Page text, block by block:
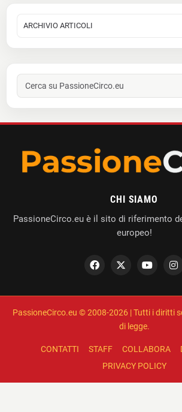
CHI SIAMO
PassioneCirco.eu è il sito di riferimento
europeo!
PassioneCirco.eu © 2008-2026 | Tutti i diritti
di legge.
CONTATTI STAFF COLLABORA
PRIVACY POLICY